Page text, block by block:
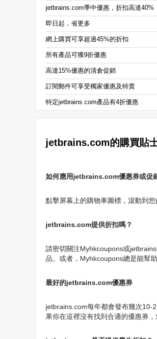
jetbrains.com季中優惠，折扣高達40%
即日起，省更多
網上購買可享超過45%的折扣
所有產品可獲9折優惠
高達15%優惠的清倉促銷
訂閱郵件可享受獨家優惠及特賣
特定jetbrains.com產品有4折優惠
jetbrains.com的購買貼
如何應用jetbrains.com優惠券或促
點擊屏幕上的購物車圖標，滾動到
jetbrains.com提供折扣嗎？
請密切關注Myhkcoupons或
品。或者，Myhkcoupons總是能幫
最好的jetbrains.com優惠券
jetbrains.com每年都會發布幾次10-
果你在這裡沒有找到合適的優惠券